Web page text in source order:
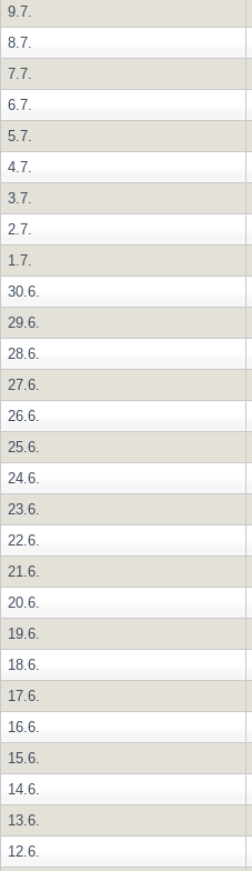
9.7.
8.7.
7.7.
6.7.
5.7.
4.7.
3.7.
2.7.
1.7.
30.6.
29.6.
28.6.
27.6.
26.6.
25.6.
24.6.
23.6.
22.6.
21.6.
20.6.
19.6.
18.6.
17.6.
16.6.
15.6.
14.6.
13.6.
12.6.